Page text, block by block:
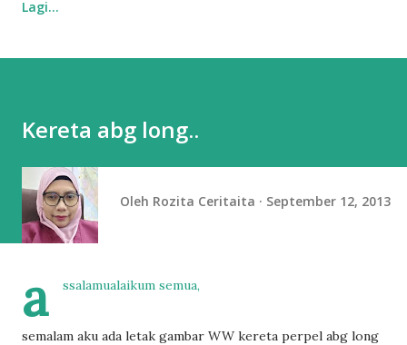
Lagi…
Kereta abg long..
Oleh Rozita Ceritaita September 12, 2013
a ssalamualaikum semua,
semalam aku ada letak gambar WW kereta perpel abg long